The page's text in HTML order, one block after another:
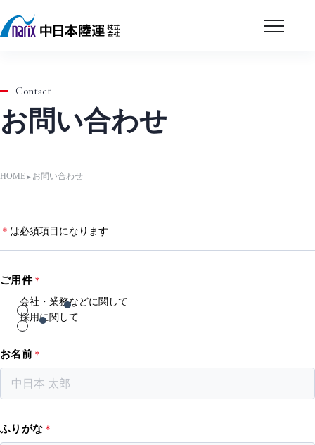
Contact
お問い合わせ
HOME お問い合わせ
＊ は必須項目になります
ご用件＊
会社・業務などに関して
採用に関して
お名前＊
ふりがな ＊